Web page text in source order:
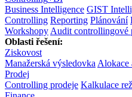
Business Intelligence GIST
Controlling Reporting Plánování
Workshopy Audit controllingové
Oblasti řešení:
Ziskovost
Manažerská výsledovka Alokace
Prodej
Controlling prodeje Kalkulace